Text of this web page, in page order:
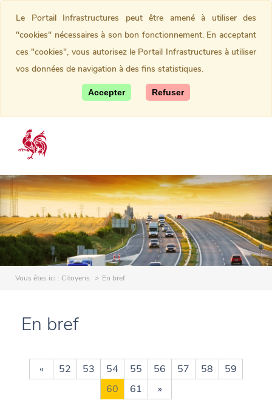
Vous êtes ici : Citoyens En bref
En bref
« 52 53 54 55 56 57 58
59
60
61 »
Le Portail Infrastructures peut être amené à utiliser des
"cookies" nécessaires à son bon fonctionnement. En acceptant
ces "cookies", vous autorisez le Portail Infrastructures à utiliser
vos données de navigation à des fins statistiques.
Accepter Refuser